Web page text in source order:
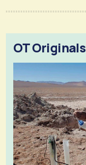
OT Originals